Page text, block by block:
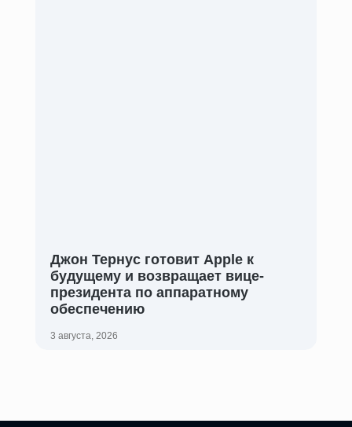
Джон Тернус готовит Apple к
будущему и возвращает вице-
президента по аппаратному
обеспечению
3 августа, 2026